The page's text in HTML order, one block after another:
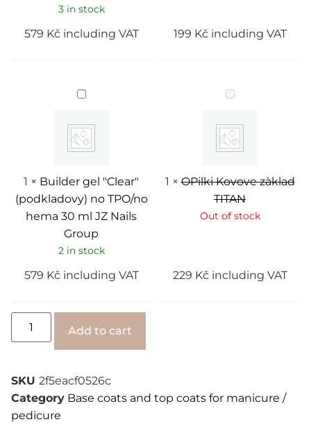
3 in stock
579 Kč including VAT 199 Kč including VAT
Builder
gel
(podkladovy)
no
TPO/no
ml
JZ
Nails
Group
1 × Builder gel "Clear"
(podkladovy) no TPO/no
hema 30 ml JZ Nails
Group
2 in stock
579 Kč including VAT
OPilki
Kovove
TITAN
1 ×OPilki Kovove zàklad
TITAN
Out of stock
229 Kč including VAT
Add to cart
SKU 2f5eacf0526c
Category Base coats and top coats for manicure /
pedicure